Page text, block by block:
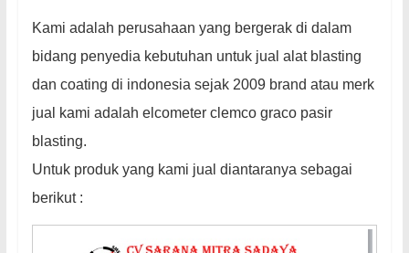
waterjet
cut
Kami adalah perusahaan yang bergerak di dalam
bidang penyedia kebutuhan untuk jual alat blasting
dan coating di indonesia sejak 2009 brand atau merk
jual kami adalah elcometer clemco graco pasir
blasting.
Untuk produk yang kami jual diantaranya sebagai
berikut :